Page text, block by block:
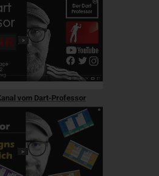
vom Dart-Professor